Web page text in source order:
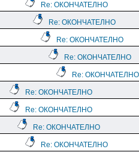
Re: ОКОНЧАТЕЛНО
Re: ОКОНЧАТЕЛНО
Re: ОКОНЧАТЕЛНО
Re: ОКОНЧАТЕЛНО
Re: ОКОНЧАТЕЛНО
Re: ОКОНЧАТЕЛНО
Re: ОКОНЧАТЕЛНО
Re: ОКОНЧАТЕЛНО
Re: ОКОНЧАТЕЛНО